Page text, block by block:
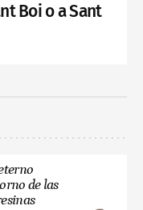
Boi o a Sant
de las